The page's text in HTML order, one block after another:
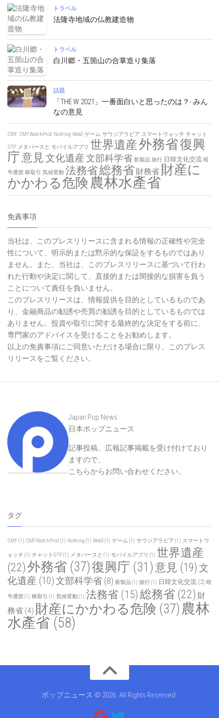
トラベル
法隆寺地域の仏教建造物
トラベル
白川郷・五箇山の合掌造り集落
話題
「THE W 2021」一番面白いと思ったのは？- みん
なの意見
CMF CMFWatchPro2 Nothing Web3 ゲーム サウジアラビア スマートウォッチ チャット
GTP メタバースと モバイルアプリ 世界遺産外務省復興
庁意見文化遺産文部科学省 新製品 旅行 日韓文化交流 暗
号通貨 株取引 気候変動 法務省総務省 財務省 財産に
かかわる危険 農林水產省
免責事項
当社は、このプレスリリースに含まれる情報の正確性や完全
性について、明示的または黙示的な保証をするものではあり
ません。また、当社は、このプレスリリースに基づいて行わ
れた行動や決定に関して、直接的または間接的な損害を負う
ことについて責任を負いません。
このプレスリリースは、情報提供を目的としているものであ
り、金融商品の勧誘や売買の勧誘を目的としているものでは
ありません。投資や取引に関する最終的な決定をする前に、
専門家のアドバイスを受けることをお勧めします。
以上の免責事項にご同意いただける場合に限り、このプレス
リリースをご覧ください。
Japan Pop News
日本ポップニュース
記事投稿、広報記事掲載を受け付けており
ますので、
こちらからお問い合わせください。
タグ
CMF (1) CMFWatchPro2 (1) Nothing (1) Web3 (1) ゲーム (1) サウジアラビア (1) スマートウ
ォッチ (1) チャットGTP(1) メタバースと (1) モバイルアプリ (1) 世界遺産
(22)外務省 (37)復興庁 (31)意見 (19) 文
化遺産 (10)文部科学省 (8) 新製品(1) 旅行(1) 日韓文化交流 (2) 暗
号通貨(1) 株取引 (1) 気候変動(1) 法務省 (15) 総務省 (22) 財
務省 (4) 財産にかかわる危険 (37) 農林
水產省 (58)
ポップニュース © 2026. All Rights Reserved.